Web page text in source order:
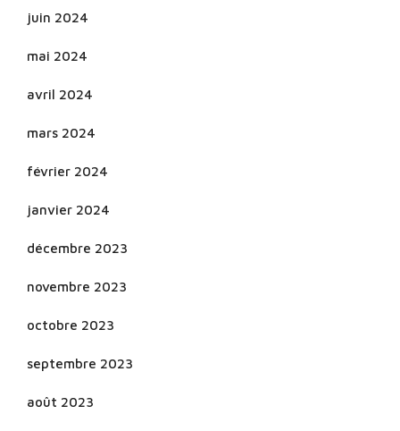
juin 2024
mai 2024
avril 2024
mars 2024
février 2024
janvier 2024
décembre 2023
novembre 2023
octobre 2023
septembre 2023
août 2023